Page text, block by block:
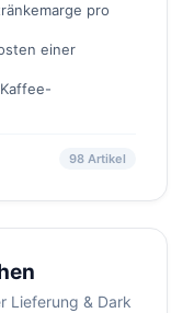
pro
einer
98 Artikel
Lieferung & Dark